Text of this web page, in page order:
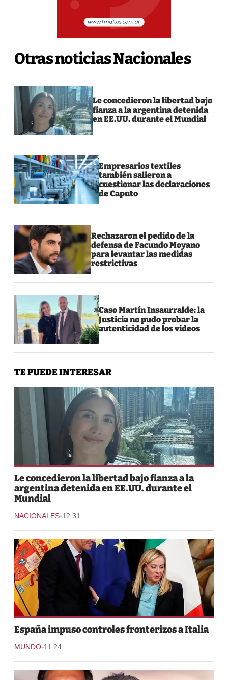
Otras noticias Nacionales
Le concedieron la libertad bajo
fianza a la argentina detenida
en EE.UU. durante el Mundial
Empresarios textiles
también salieron a
cuestionar las declaraciones
de Caputo
Rechazaron el pedido de la
defensa de Facundo Moyano
para levantar las medidas
restrictivas
Caso Martín Insaurralde: la
Justicia no pudo probar la
autenticidad de los videos
TE PUEDE INTERESAR
Le concedieron la libertad bajo fianza a la
argentina detenida en EE.UU. durante el
Mundial
NACIONALES-12:31
España impuso controles fronterizos a Italia
MUNDO-11:24